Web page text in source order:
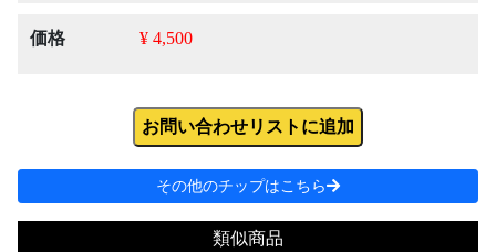
価格 ¥ 4,500
お問い合わせリストに追加
その他のチップはこちら
類似商品